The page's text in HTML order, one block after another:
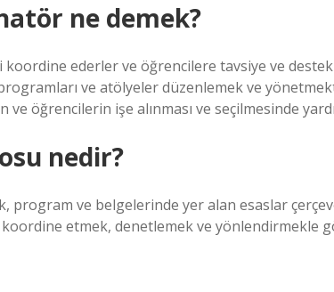
ne demek?
ederler ve öğrencilere tavsiye ve destek
ve atölyeler düzenlemek ve
öğrencilerin işe alınması ve seçilmesinde
nedir?
program ve belgelerinde yer alan esaslar
etmek, denetlemek ve yönlendirmekle